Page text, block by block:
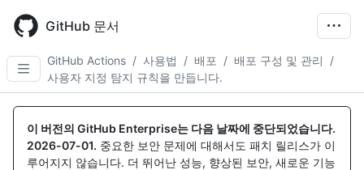
main
content
GitHub 문서
GitHub Actions / 사용법 / 배포 / 배포 구성 및 관리
/
사용자 지정 탐지 규칙을 만듭니다.
이 버전의 GitHub Enterprise는 다음 날짜에 중단되었습니다.
2026-07-01. 중요한 보안 문제에 대해서도 패치 릴리스가 이
루어지지 않습니다. 더 뛰어난 성능, 향상된 보안, 새로운 기능